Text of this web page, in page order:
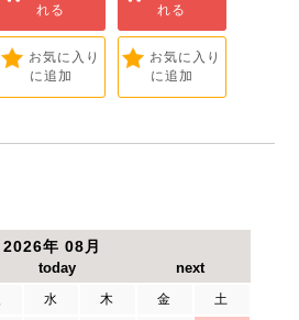
れる
お気に入り
に追加
れる
お気に入り
に追加
2026年 08月
水 木 金
土